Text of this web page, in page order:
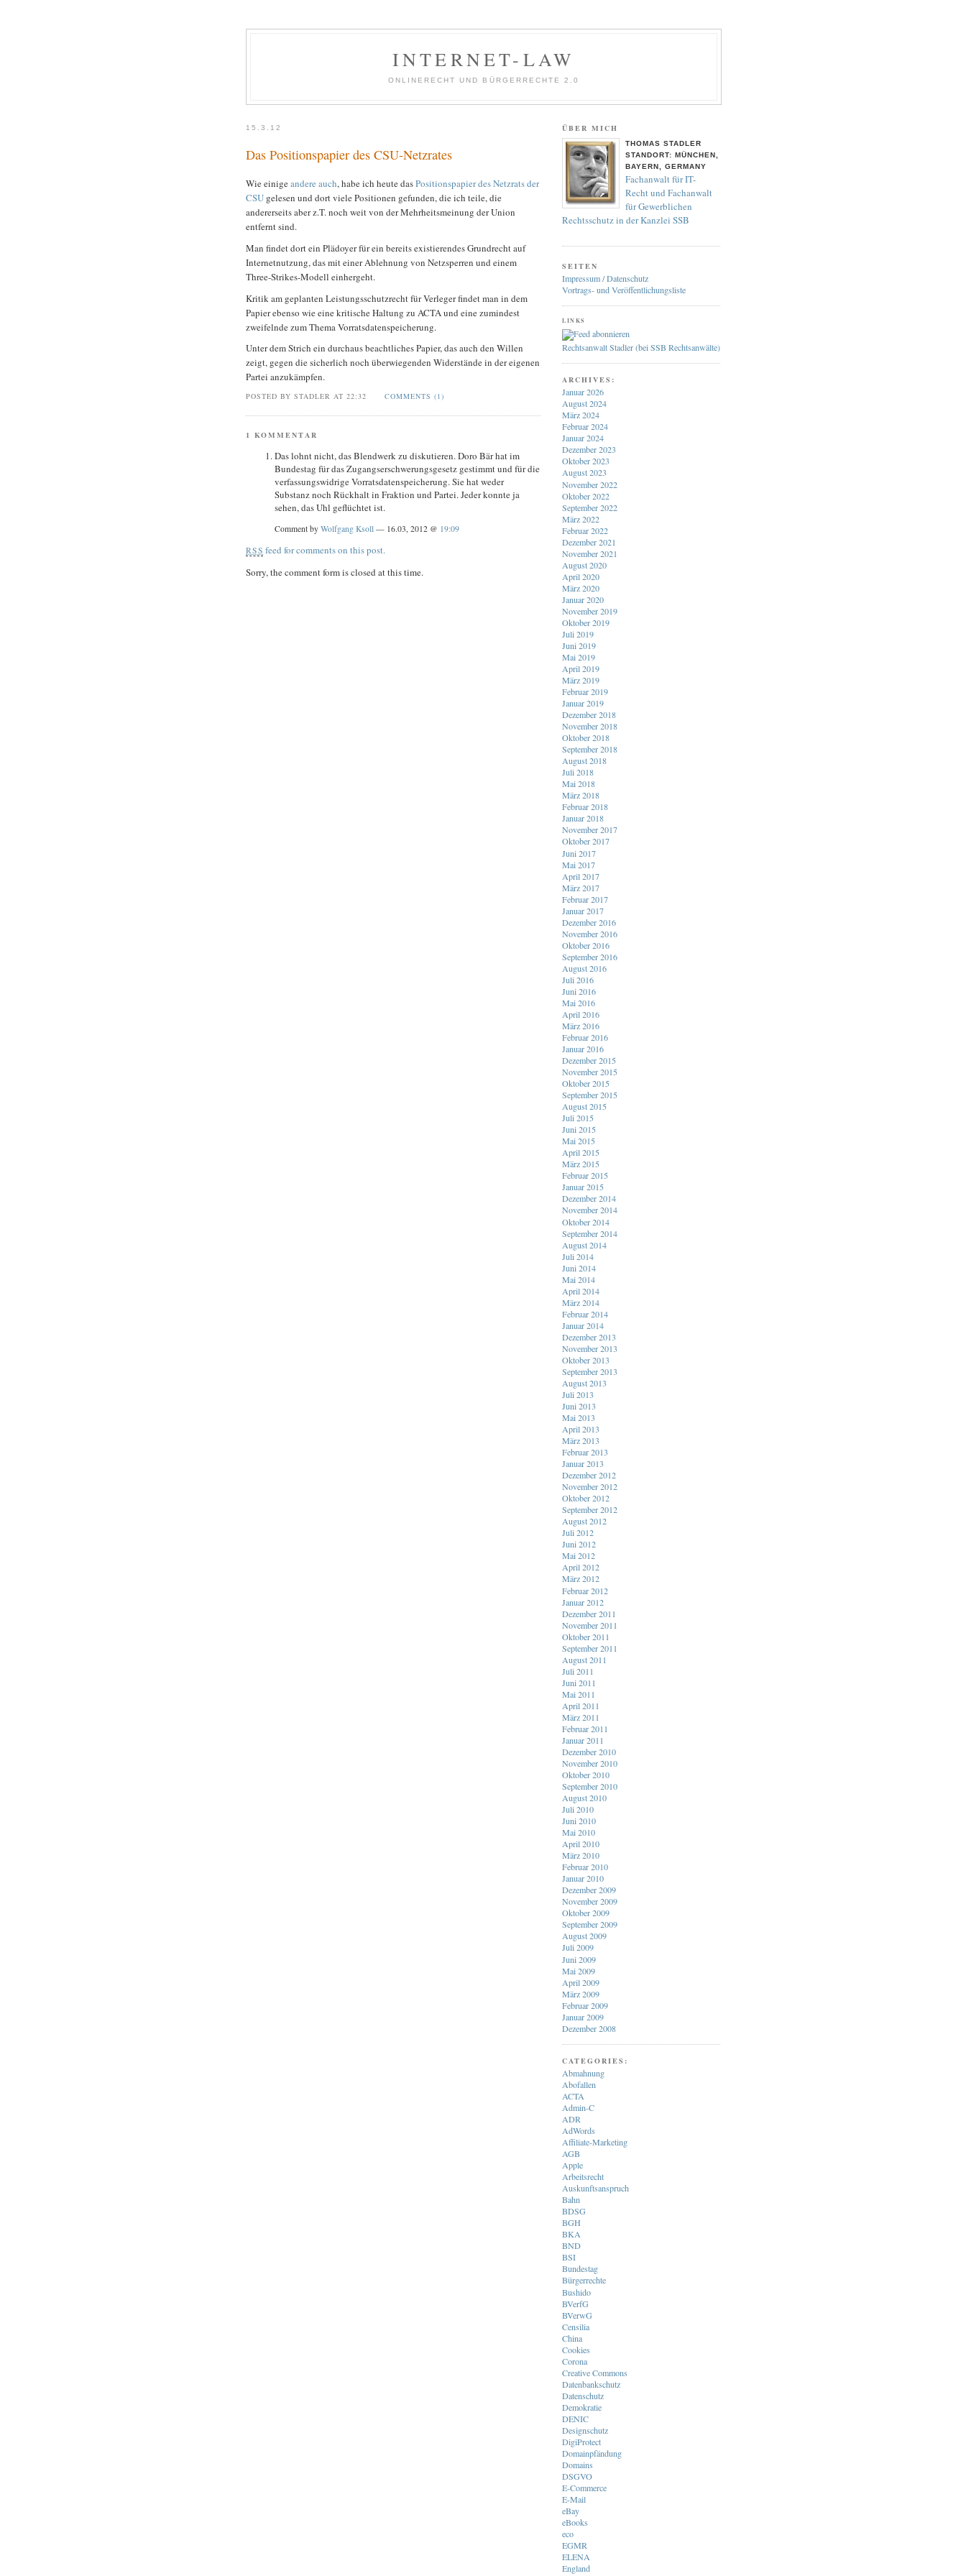
INTERNET-LAW
ONLINERECHT UND BÜRGERRECHTE 2.0
15.3.12
Das Positionspapier des CSU-Netzrates
Wie einigeandere auch, habe ich heute dasPositionspapier des Netzrats der
CSU gelesen und dort viele Positionen gefunden, die ich teile, die
andererseits aber z.T. noch weit von der Mehrheitsmeinung der Union
entfernt sind.
Man findet dort ein Plädoyer für ein bereits existierendes Grundrecht auf
Internetnutzung, das mit einer Ablehnung von Netzsperren und einem
Three-Strikes-Modell einhergeht.
Kritik am geplanten Leistungsschutzrecht für Verleger findet man in dem
Papier ebenso wie eine kritische Haltung zu ACTA und eine zumindest
zweifelnde zum Thema Vorratsdatenspeicherung.
Unter dem Strich ein durchaus beachtliches Papier, das auch den Willen
zeigt, gegen die sicherlich noch überwiegenden Widerstände in der eigenen
Partei anzukämpfen.
POSTED BY STADLER AT 22:32 COMMENTS (1)
1 KOMMENTAR
Das lohnt nicht, das Blendwerk zu diskutieren. Doro Bär hat im
Bundestag für das Zugangserschwerungsgesetz gestimmt und für die
verfassungswidrige Vorratsdatenspeicherung. Sie hat weder
Substanz noch Rückhalt in Fraktion und Partei. Jeder konnte ja
sehen, das Uhl geflüchtet ist.
Comment by Wolfgang Ksoll — 16.03, 2012 @ 19:09
RSS feed for comments on this post.
Sorry, the comment form is closed at this time.
ÜBER MICH
THOMAS STADLER
STANDORT: MÜNCHEN,
BAYERN, GERMANY
Fachanwalt für IT-
Recht und Fachanwalt
für Gewerblichen
Rechtsschutz in der Kanzlei SSB
SEITEN
Impressum / Datenschutz
Vortrags- und Veröffentlichungsliste
LINKS
Rechtsanwalt Stadler (bei SSB Rechtsanwälte)
ARCHIVES:
Januar 2026
August 2024
März 2024
Februar 2024
Januar 2024
Dezember 2023
Oktober 2023
August 2023
November 2022
Oktober 2022
September 2022
März 2022
Februar 2022
Dezember 2021
November 2021
August 2020
April 2020
März 2020
Januar 2020
November 2019
Oktober 2019
Juli 2019
Juni 2019
Mai 2019
April 2019
März 2019
Februar 2019
Januar 2019
Dezember 2018
November 2018
Oktober 2018
September 2018
August 2018
Juli 2018
Mai 2018
März 2018
Februar 2018
Januar 2018
November 2017
Oktober 2017
Juni 2017
Mai 2017
April 2017
März 2017
Februar 2017
Januar 2017
Dezember 2016
November 2016
Oktober 2016
September 2016
August 2016
Juli 2016
Juni 2016
Mai 2016
April 2016
März 2016
Februar 2016
Januar 2016
Dezember 2015
November 2015
Oktober 2015
September 2015
August 2015
Juli 2015
Juni 2015
Mai 2015
April 2015
März 2015
Februar 2015
Januar 2015
Dezember 2014
November 2014
Oktober 2014
September 2014
August 2014
Juli 2014
Juni 2014
Mai 2014
April 2014
März 2014
Februar 2014
Januar 2014
Dezember 2013
November 2013
Oktober 2013
September 2013
August 2013
Juli 2013
Juni 2013
Mai 2013
April 2013
März 2013
Februar 2013
Januar 2013
Dezember 2012
November 2012
Oktober 2012
September 2012
August 2012
Juli 2012
Juni 2012
Mai 2012
April 2012
März 2012
Februar 2012
Januar 2012
Dezember 2011
November 2011
Oktober 2011
September 2011
August 2011
Juli 2011
Juni 2011
Mai 2011
April 2011
März 2011
Februar 2011
Januar 2011
Dezember 2010
November 2010
Oktober 2010
September 2010
August 2010
Juli 2010
Juni 2010
Mai 2010
April 2010
März 2010
Februar 2010
Januar 2010
Dezember 2009
November 2009
Oktober 2009
September 2009
August 2009
Juli 2009
Juni 2009
Mai 2009
April 2009
März 2009
Februar 2009
Januar 2009
Dezember 2008
CATEGORIES:
Abmahnung
Abofallen
ACTA
Admin-C
ADR
AdWords
Affiliate-Marketing
AGB
Apple
Arbeitsrecht
Auskunftsanspruch
Bahn
BDSG
BGH
BKA
BND
BSI
Bundestag
Bürgerrechte
Bushido
BVerfG
BVerwG
Censilia
China
Cookies
Corona
Creative Commons
Datenbankschutz
Datenschutz
Demokratie
DENIC
Designschutz
DigiProtect
Domainpfändung
Domains
DSGVO
E-Commerce
E-Mail
eBay
eBooks
eco
EGMR
ELENA
England